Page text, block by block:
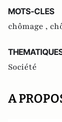
MOTS-CLES
chômage ,
Société
A